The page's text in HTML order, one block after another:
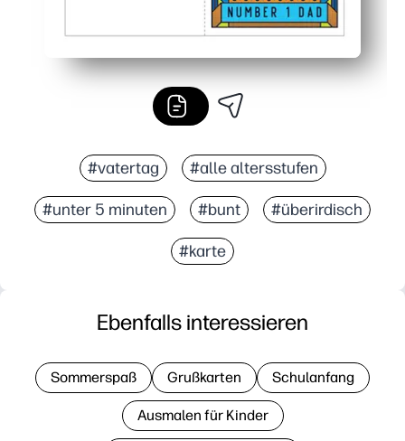
#vatertag #alle altersstufen
#unter 5 minuten #bunt #überirdisch
#karte
Ebenfalls interessieren
Sommerspaß Grußkarten Schulanfang
Ausmalen für Kinder